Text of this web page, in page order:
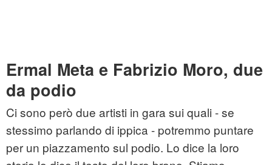
Ermal Meta e Fabrizio Moro, due
da podio
Ci sono però due artisti in gara sui quali - se
stessimo parlando di ippica - potremmo puntare
per un piazzamento sul podio. Lo dice la loro